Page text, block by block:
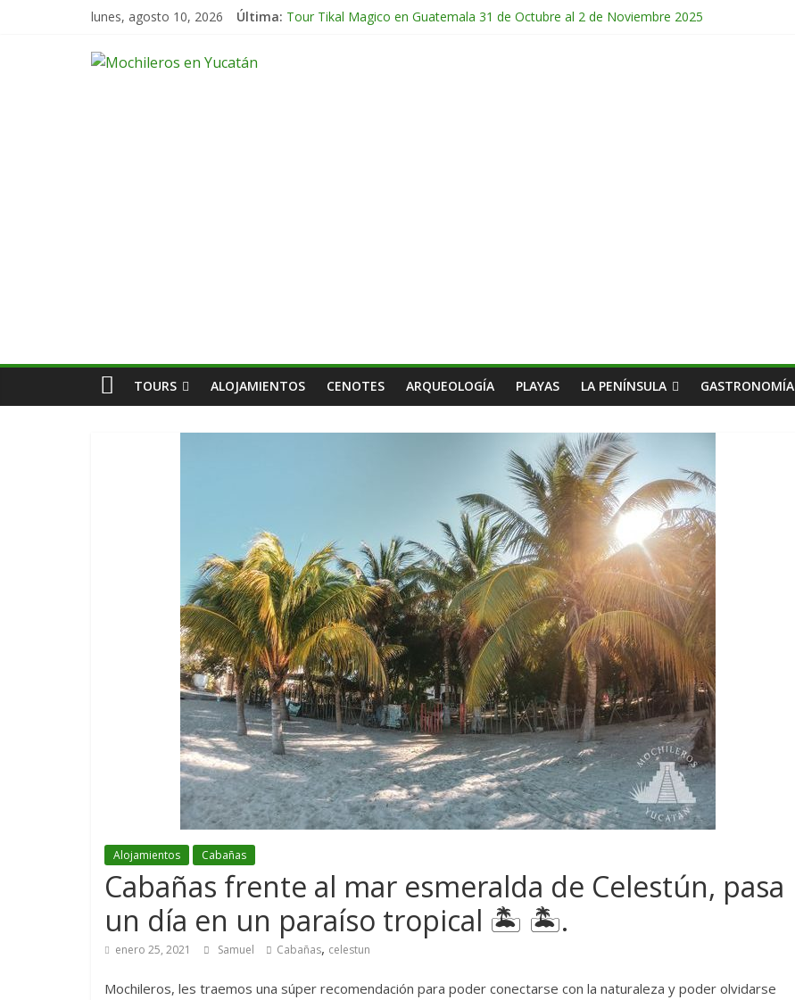
lunes, agosto 10, 2026 Última: Tour Tikal Magico en Guatemala 31 de Octubre al 2 de Noviembre 2025
TOURS ALOJAMIENTOS CENOTES ARQUEOLOGÍA PLAYAS LA PENÍNSULA GASTRONOMÍA
Alojamientos Cabañas
Cabañas frente al mar esmeralda de Celestún, pasa
un día en un paraíso tropical 🏝️ 🏝️.
enero 25, 2021 Samuel Cabañas, celestun
Mochileros, les traemos una súper recomendación para poder conectarse con la naturaleza y poder olvidarse